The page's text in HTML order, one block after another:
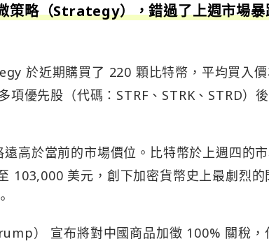
策略（Strategy），錯過了上週市場暴
於近期購買了 220 顆比特幣，平均買入
優先股（代碼：STRF、STRK、STRD）
高於當前的市場價位。比特幣於上週四的
103,000 美元，創下加密貨幣史上最劇烈的
） 宣布將對中國商品加徵 100% 關稅，